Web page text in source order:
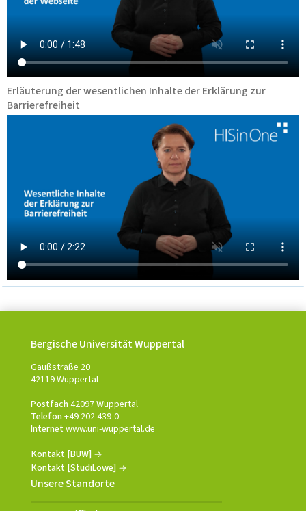
Erläuterung der wesentlichen Inhalte der Erklärung zur
Barrierefreiheit
Bergische Universität Wuppertal
Gaußstraße 20
42119 Wuppertal
Postfach42097 Wuppertal
Telefon+49 202 439-0
Internet www.uni-wuppertal.de
Kontakt [BUW]
Kontakt [StudiLöwe]
Unsere Standorte